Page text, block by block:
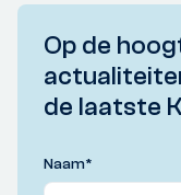
Op de
de laatste
Naam*